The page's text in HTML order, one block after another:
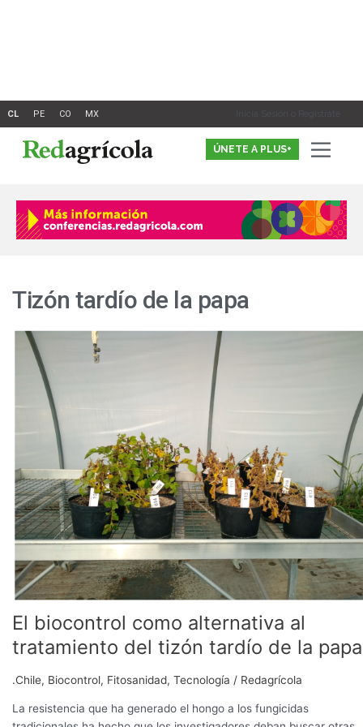
Inicia Sesión o Registrate
ÚNETE A PLUS+
Tizón tardío de la papa
El biocontrol como alternativa al
tratamiento del tizón tardío de la papa
.Chile, Biocontrol, Fitosanidad, Tecnología / Redagrícola
La resistencia que ha generado el hongo a los fungicidas
biocontrol
como
alternativa
tratamiento
tardío
de
la
papa